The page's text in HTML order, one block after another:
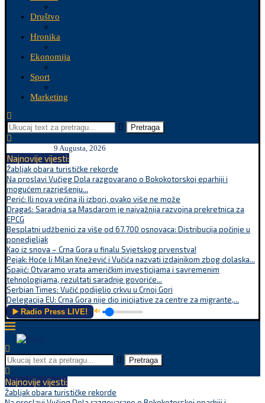
Društvo
Hronika
Ekonomija
Sport
Marketing
Pretraga
9 Augusta, 2026
Najnovije vijesti:
Žabljak obara turističke rekorde
Na proslavi Vučjeg Dola razgovarano o Bokokotorskoj eparhiji i
mogućem razrješenju...
Perić: Ili nova većina ili izbori, ovako više ne može
Dragaš: Saradnja sa Masdarom je najvažnija razvojna prekretnica za
EPCG
Besplatni udžbenici za više od 67.700 osnovaca: Distribucija počinje u
ponedjeljak
Kao iz snova – Crna Gora u finalu Svjetskog prvenstva!
Pejak: Hoće li Milan Knežević i Vučića nazvati izdajnikom zbog dolaska...
Spajić: Otvaramo vrata američkim investicijama i savremenim
tehnologijama, rezultati saradnje govoriće...
Serbian Times: Vučić podijelio crkvu u Crnoj Gori
Delegacija EU: Crna Gora nije dio inicijative za centre za migrante,...
▶️ Radio Press LIVE! 🔊
Pretraga
Najnovije vijesti:
Žabljak obara turističke rekorde